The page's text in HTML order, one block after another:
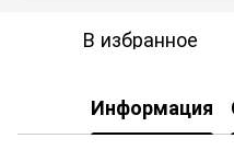
В избранное
Информация